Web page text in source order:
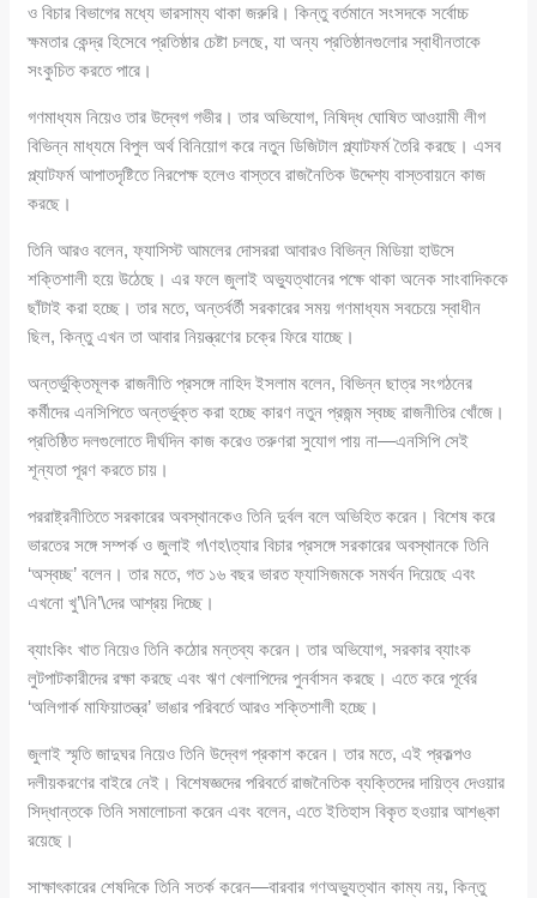
ও বিচার বিভাগের মধ্যে ভারসাম্য থাকা জরুরি। কিন্তু বর্তমানে সংসদকে সর্বোচ্চ
ক্ষমতার কেন্দ্র হিসেবে প্রতিষ্ঠার চেষ্টা চলছে, যা অন্য প্রতিষ্ঠানগুলোর স্বাধীনতাকে
সংকুচিত করতে পারে।
গণমাধ্যম নিয়েও তার উদ্বেগ গভীর। তার অভিযোগ, নিষিদ্ধ ঘোষিত আওয়ামী লীগ
বিভিন্ন মাধ্যমে বিপুল অর্থ বিনিয়োগ করে নতুন ডিজিটাল প্ল্যাটফর্ম তৈরি করছে। এসব
প্ল্যাটফর্ম আপাতদৃষ্টিতে নিরপেক্ষ হলেও বাস্তবে রাজনৈতিক উদ্দেশ্য বাস্তবায়নে কাজ
করছে।
তিনি আরও বলেন, ফ্যাসিস্ট আমলের দোসররা আবারও বিভিন্ন মিডিয়া হাউসে
শক্তিশালী হয়ে উঠেছে। এর ফলে জুলাই অভ্যুত্থানের পক্ষে থাকা অনেক সাংবাদিককে
ছাঁটাই করা হচ্ছে। তার মতে, অন্তর্বর্তী সরকারের সময় গণমাধ্যম সবচেয়ে স্বাধীন
ছিল, কিন্তু এখন তা আবার নিয়ন্ত্রণের চক্রে ফিরে যাচ্ছে।
অন্তর্ভুক্তিমূলক রাজনীতি প্রসঙ্গে নাহিদ ইসলাম বলেন, বিভিন্ন ছাত্র সংগঠনের
কর্মীদের এনসিপিতে অন্তর্ভুক্ত করা হচ্ছে কারণ নতুন প্রজন্ম স্বচ্ছ রাজনীতির খোঁজে।
প্রতিষ্ঠিত দলগুলোতে দীর্ঘদিন কাজ করেও তরুণরা সুযোগ পায় না—এনসিপি সেই
শূন্যতা পূরণ করতে চায়।
পররাষ্ট্রনীতিতে সরকারের অবস্থানকেও তিনি দুর্বল বলে অভিহিত করেন। বিশেষ করে
ভারতের সঙ্গে সম্পর্ক ও জুলাই গ\ণহ\ত্যার বিচার প্রসঙ্গে সরকারের অবস্থানকে তিনি
‘অস্বচ্ছ’ বলেন। তার মতে, গত ১৬ বছর ভারত ফ্যাসিজমকে সমর্থন দিয়েছে এবং
এখনো খু’\নি’\দের আশ্রয় দিচ্ছে।
ব্যাংকিং খাত নিয়েও তিনি কঠোর মন্তব্য করেন। তার অভিযোগ, সরকার ব্যাংক
লুটপাটকারীদের রক্ষা করছে এবং ঋণ খেলাপিদের পুনর্বাসন করছে। এতে করে পূর্বের
‘অলিগার্ক মাফিয়াতন্ত্র’ ভাঙার পরিবর্তে আরও শক্তিশালী হচ্ছে।
জুলাই স্মৃতি জাদুঘর নিয়েও তিনি উদ্বেগ প্রকাশ করেন। তার মতে, এই প্রকল্পও
দলীয়করণের বাইরে নেই। বিশেষজ্ঞদের পরিবর্তে রাজনৈতিক ব্যক্তিদের দায়িত্ব দেওয়ার
সিদ্ধান্তকে তিনি সমালোচনা করেন এবং বলেন, এতে ইতিহাস বিকৃত হওয়ার আশঙ্কা
রয়েছে।
সাক্ষাৎকারের শেষদিকে তিনি সতর্ক করেন—বারবার গণঅভ্যুত্থান কাম্য নয়, কিন্তু